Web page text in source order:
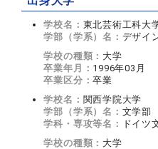
学校名： 東北芸術工科大
学部（学系）名： デザイ
学校の種類： 大学
卒業年月： 1996年03月
卒業区分：卒業
学校名： 関西学院大学
学部（学系）名： 文学部
学科・専攻等名：
ドイツ
学校の種類： 大学